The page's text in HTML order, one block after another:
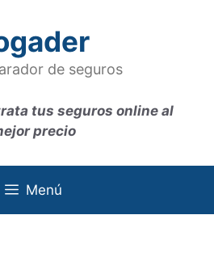
de seguros
tus seguros online al
precio
Menú